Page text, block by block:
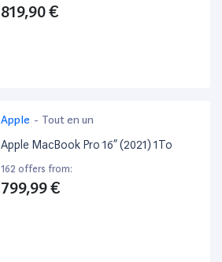
819,90 €
Apple - Tout en un
Apple MacBook Pro 16” (2021) 1To
162 offers from:
799,99 €